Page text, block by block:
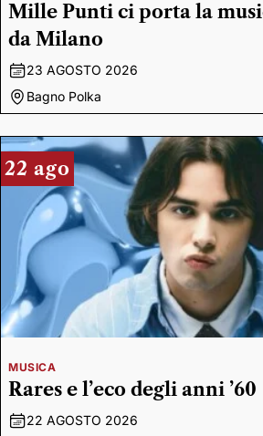
Mille Punti ci porta la
da Milano
23 AGOSTO 2026
Bagno Polka
22 ago
MUSICA
Rares e l’eco degli anni ’60
22 AGOSTO 2026